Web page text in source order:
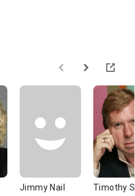
Jimmy Nail Timothy